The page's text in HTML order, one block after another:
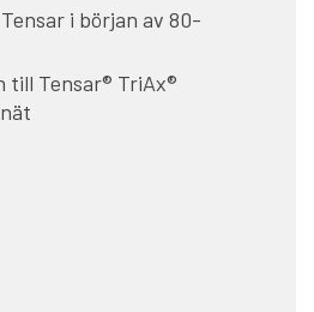
i början av 80-
till Tensar® TriAx®